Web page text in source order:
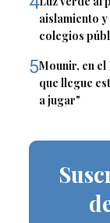
aislamiento
colegios
5Mounir, en
que llegue
a jugar"